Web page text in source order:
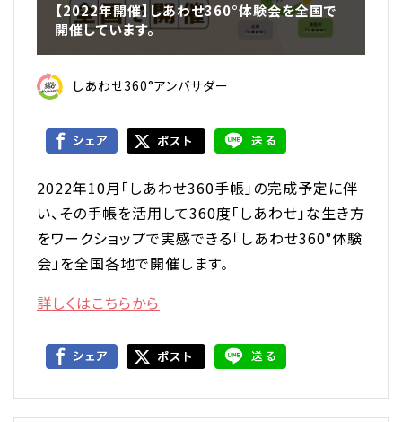
【2022年開催】しあわせ360°体験会を全国で
開催しています。
しあわせ360°アンバサダー
2022年10月「しあわせ360手帳」の完成予定に伴
い、その手帳を活用して360度「しあわせ」な生き方
をワークショップで実感できる「しあわせ360°体験
会」を全国各地で開催します。
詳しくはこちらから